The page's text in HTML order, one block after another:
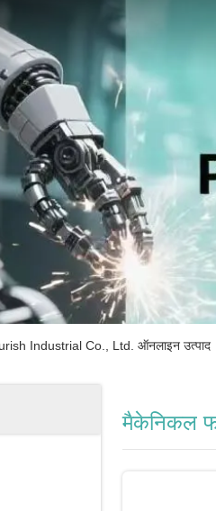
Industrial Co., Ltd. ऑनलाइन उत्पाद
मैकेनिकल